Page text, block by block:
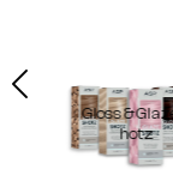
Gloss &
hotz